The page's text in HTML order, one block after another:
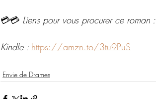
💳💳 Liens pour vous procurer ce roman :
Kindle : https://amzn.to/3tu9PuS
Envie de Drames